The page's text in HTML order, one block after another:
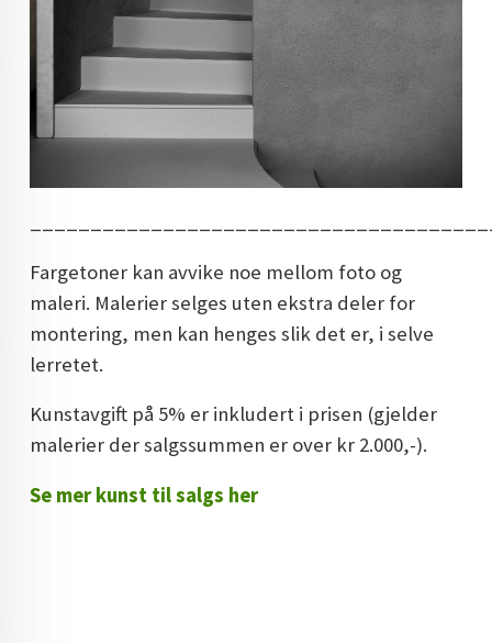
Fargetoner kan avvike noe mellom foto og
maleri. Malerier selges uten ekstra deler for
montering, men kan henges slik det er, i selve
lerretet.
Kunstavgift på 5% er inkludert i prisen (gjelder
malerier der salgssummen er over kr 2.000,-).
Se mer kunst til salgs her